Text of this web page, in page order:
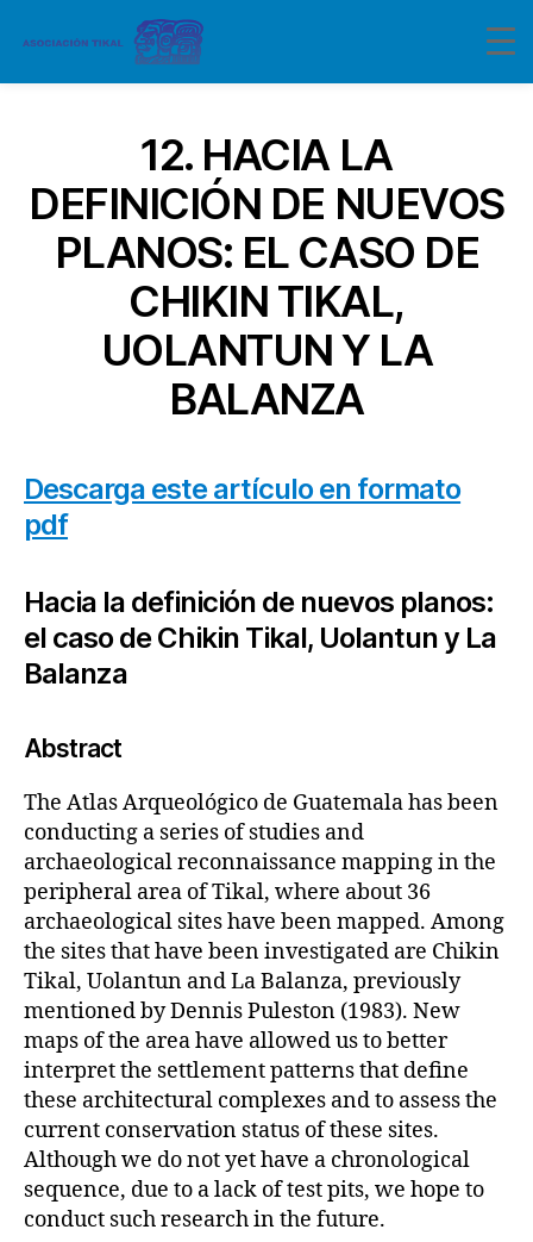
12. HACIA LA
DEFINICIÓN DE NUEVOS
PLANOS: EL CASO DE
CHIKIN TIKAL,
UOLANTUN Y LA
BALANZA
Descarga este artículo en formato
pdf
Hacia la definición de nuevos planos:
el caso de Chikin Tikal, Uolantun y La
Balanza
Abstract
The Atlas Arqueológico de Guatemala has been
conducting a series of studies and
archaeological reconnaissance mapping in the
peripheral area of Tikal, where about 36
archaeological sites have been mapped. Among
the sites that have been investigated are Chikin
Tikal, Uolantun and La Balanza, previously
mentioned by Dennis Puleston (1983). New
maps of the area have allowed us to better
interpret the settlement patterns that define
these architectural complexes and to assess the
current conservation status of these sites.
Although we do not yet have a chronological
sequence, due to a lack of test pits, we hope to
conduct such research in the future.